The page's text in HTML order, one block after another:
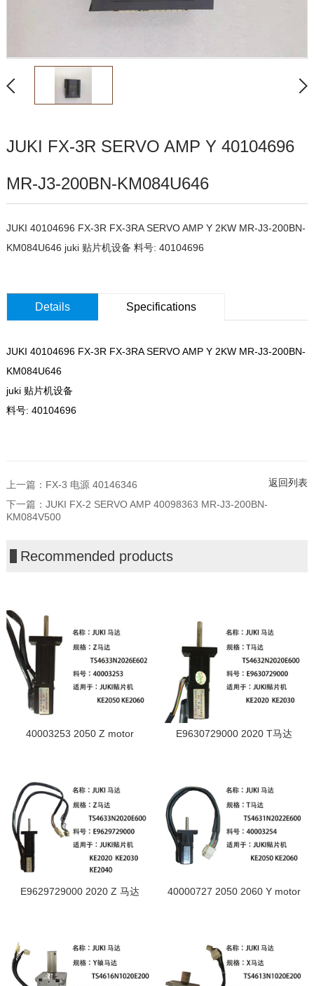
JUKI FX-3R SERVO AMP Y 40104696
MR-J3-200BN-KM084U646
JUKI 40104696 FX-3R FX-3RA SERVO AMP Y 2KW MR-J3-200BN-
KM084U646 juki 贴片机设备 料号: 40104696
Details Specifications
JUKI 40104696 FX-3R FX-3RA SERVO AMP Y 2KW MR-J3-200BN-
KM084U646
juki 贴片机设备
料号: 40104696
上一篇： FX-3 电源 40146346
下一篇： JUKI FX-2 SERVO AMP 40098363 MR-J3-200BN-
KM084V500
返回列表
Recommended products
40003253 2050 Z motor E9630729000 2020 T马达
E9629729000 2020 Z 马达 40000727 2050 2060 Y motor